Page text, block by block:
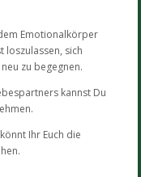
Emotionalkörper
loszulassen, sich
zu begegnen.
kannst Du
Ihr Euch die